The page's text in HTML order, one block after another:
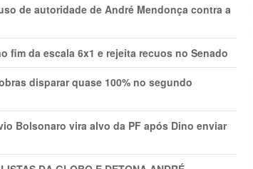
de autoridade de André Mendonça contra a
fim da escala 6x1 e rejeita recuos no Senado
disparar quase 100% no segundo
Bolsonaro vira alvo da PF após Dino enviar